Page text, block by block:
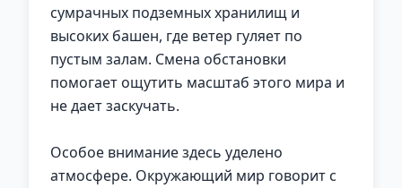
сумрачных подземных хранилищ и
высоких башен, где ветер гуляет по
пустым залам. Смена обстановки
помогает ощутить масштаб этого мира и
не дает заскучать.
Особое внимание здесь уделено
атмосфере. Окружающий мир говорит с